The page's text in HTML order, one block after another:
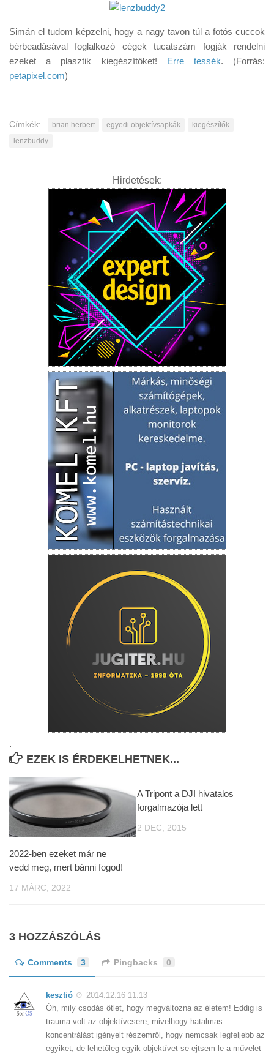
Simán el tudom képzelni, hogy a nagy tavon túl a fotós cuccok
bérbeadásával foglalkozó cégek tucatszám fogják rendelni
ezeket a plasztik kiegészítőket! Erre tessék. (Forrás:
petapixel.com)
Címkék: brian herbert egyedi objektívsapkák
kiegészítők
lenzbuddy
Hirdetések:
.
EZEK IS ÉRDEKELHETNEK...
2022-ben ezeket már ne
vedd meg, mert bánni fogod!
17 MÁRC, 2022
A Tripont a ‪‎DJI hivatalos
forgalmazója lett
2 DEC, 2015
3 HOZZÁSZÓLÁS
Comments 3 Pingbacks 0
kesztió
2014.12.16 11:13
Óh, mily csodás ötlet, hogy megváltozna az életem! Eddig is
trauma volt az objektívcsere, mivelhogy hatalmas
koncentrálást igényelt részemről, hogy nemcsak legfeljebb az
egyiket, de lehetőleg egyik objektívet se ejtsem le a művelet